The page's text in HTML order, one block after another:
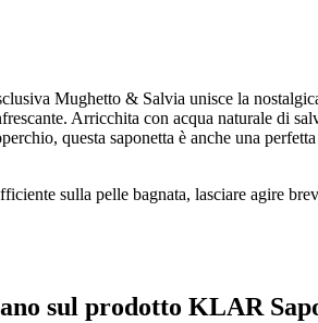
Mughetto & Salvia unisce la
Arricchita con acqua naturale di
questa saponetta è anche una
sulla pelle bagnata, lasciare agire
sul prodotto KLAR